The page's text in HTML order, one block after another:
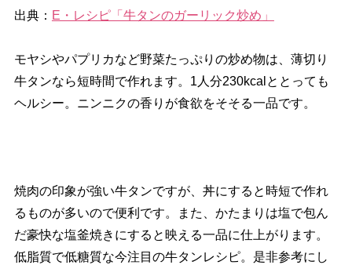
出典： E・レシピ「牛タンのガーリック炒め」
モヤシやパプリカなど野菜たっぷりの炒め物は、薄切り
牛タンなら短時間で作れます。1人分230kcalととっても
ヘルシー。ニンニクの香りが食欲をそそる一品です。
焼肉の印象が強い牛タンですが、丼にすると時短で作れ
るものが多いので便利です。また、かたまりは塩で包ん
だ豪快な塩釜焼きにすると映える一品に仕上がります。
低脂質で低糖質な今注目の牛タンレシピ。是非参考にし